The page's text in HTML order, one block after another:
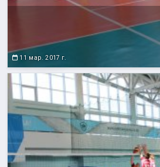
11 мар. 2017 г.